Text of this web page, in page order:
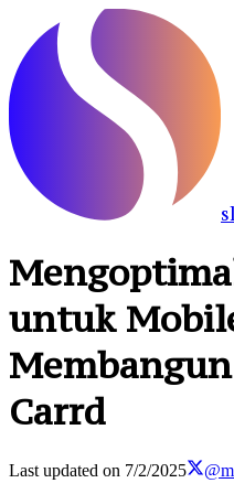
untuk
Carrd
Last updated on 7/2/2025